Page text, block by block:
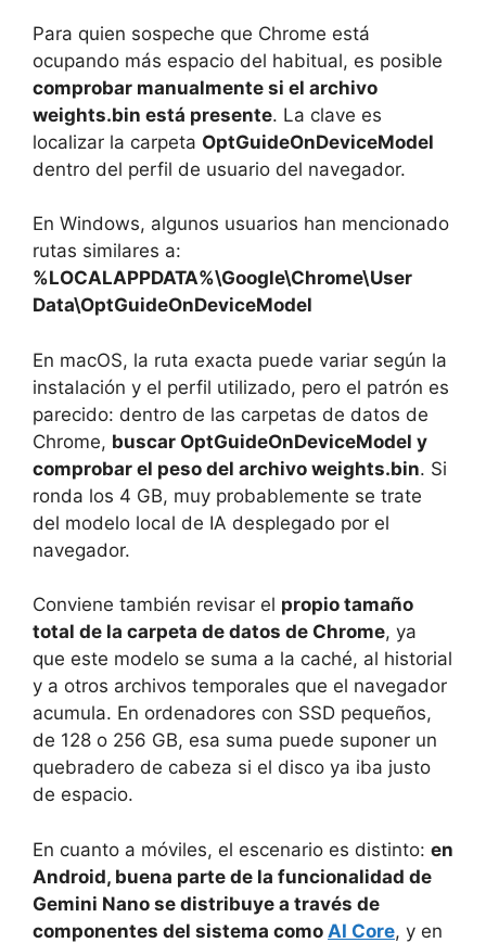
Para quien sospeche que Chrome está
ocupando más espacio del habitual, es posible
comprobar manualmente si el archivo
weights.bin está presente. La clave es
localizar la carpeta OptGuideOnDeviceModel
dentro del perfil de usuario del navegador.
En Windows, algunos usuarios han mencionado
rutas similares a:
%LOCALAPPDATA%\Google\Chrome\User
Data\OptGuideOnDeviceModel
En macOS, la ruta exacta puede variar según la
instalación y el perfil utilizado, pero el patrón es
parecido: dentro de las carpetas de datos de
Chrome, buscar OptGuideOnDeviceModel y
comprobar el peso del archivo weights.bin. Si
ronda los 4 GB, muy probablemente se trate
del modelo local de IA desplegado por el
navegador.
Conviene también revisar el propio tamaño
total de la carpeta de datos de Chrome, ya
que este modelo se suma a la caché, al historial
y a otros archivos temporales que el navegador
acumula. En ordenadores con SSD pequeños,
de 128 o 256 GB, esa suma puede suponer un
quebradero de cabeza si el disco ya iba justo
de espacio.
En cuanto a móviles, el escenario es distinto: en
Android, buena parte de la funcionalidad de
Gemini Nano se distribuye a través de
componentes del sistema como AI Core, y en